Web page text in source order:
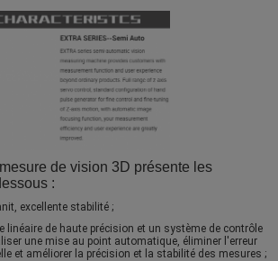
de vision 3D présente les
:
excellente stabilité ;
linéaire de haute précision et un système de contrôle
une mise au point automatique, éliminer l'erreur
et améliorer la précision et la stabilité des mesures ;